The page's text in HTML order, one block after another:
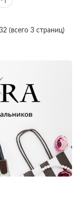
(всего 3 страниц)